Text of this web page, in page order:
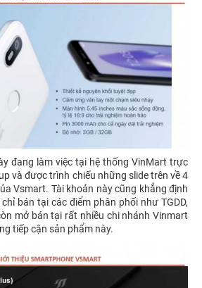
đang làm việc tại hệ thống VinMart trực
và được trình chiếu những slide trên về 4
Vsmart. Tài khoản này cũng khẳng định
bán tại các điểm phân phối như TGDD,
mở bán tại rất nhiều chi nhánh Vinmart
tiếp cận sản phẩm này.